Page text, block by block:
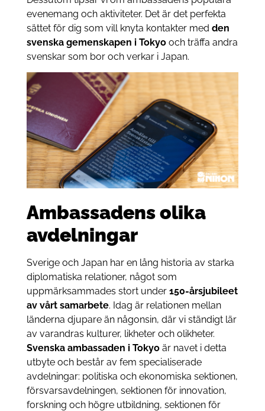
evenemang och aktiviteter. Det är det perfekta
sättet för dig som vill knyta kontakter med den
svenska gemenskapen i Tokyooch träffa andra
svenskar som bor och verkar i Japan.
Ambassadens olika
avdelningar
Sverige och Japan har en lång historia av starka
diplomatiska relationer, något som
uppmärksammades stort under 150-årsjubileet
av vårt samarbete. Idag är relationen mellan
länderna djupare än någonsin, där vi ständigt lär
av varandras kulturer, likheter och olikheter.
Svenska ambassaden i Tokyoär navet i detta
utbyte och består av fem specialiserade
avdelningar: politiska och ekonomiska sektionen,
försvarsavdelningen, sektionen för innovation,
forskning och högre utbildning, sektionen för